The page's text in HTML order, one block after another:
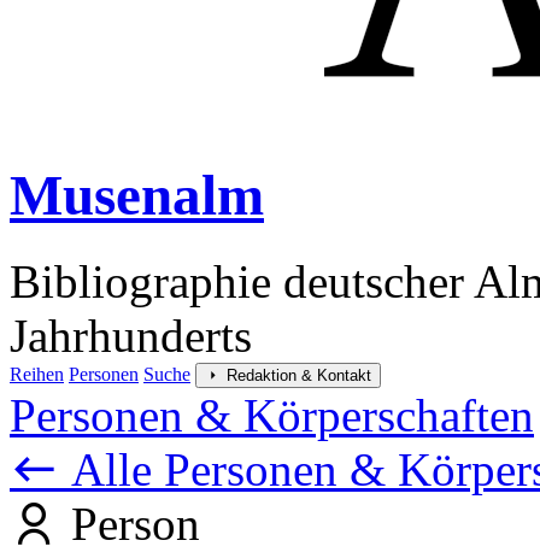
Musenalm
Bibliographie deutscher
Jahrhunderts
Reihen Personen Suche Redaktion & Kontakt
Personen & Körperschaften
Alle Personen &
Person